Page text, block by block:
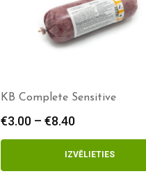
KB Complete Sensitive
€3.00 – €8.40
range:
€3.00
through
IZVĒLIETIES